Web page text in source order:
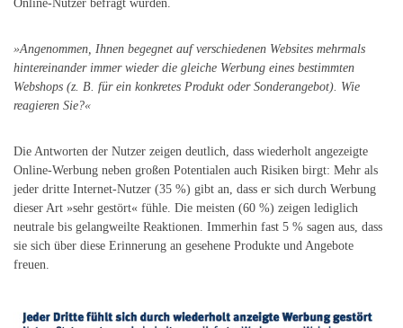
Online-Nutzer befragt wurden.
»Angenommen, Ihnen begegnet auf verschiedenen Websites mehrmals
hintereinander immer wieder die gleiche Werbung eines bestimmten
Webshops (z. B. für ein konkretes Produkt oder Sonderangebot). Wie
reagieren Sie?«
Die Antworten der Nutzer zeigen deutlich, dass wiederholt angezeigte
Online-Werbung neben großen Potentialen auch Risiken birgt: Mehr als
jeder dritte Internet-Nutzer (35 %) gibt an, dass er sich durch Werbung
dieser Art »sehr gestört« fühle. Die meisten (60 %) zeigen lediglich
neutrale bis gelangweilte Reaktionen. Immerhin fast 5 % sagen aus, dass
sie sich über diese Erinnerung an gesehene Produkte und Angebote
freuen.